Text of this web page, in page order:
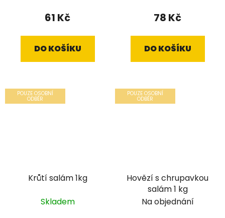
61 Kč
DO KOŠÍKU
78 Kč
DO KOŠÍKU
POUZE OSOBNÍ
ODBĚR
Krůtí salám 1kg
Skladem
POUZE OSOBNÍ
ODBĚR
Hovězí s chrupavkou
salám 1 kg
Na objednání